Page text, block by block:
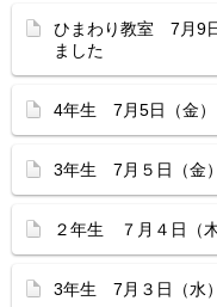
ひまわり教室 7月9
ました
4年生 7月5日（金
3年生 7月５日（金
２年生 ７月４日（
3年生 7月３日（水